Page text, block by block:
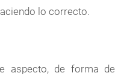
lo correcto.
aspecto, de forma de